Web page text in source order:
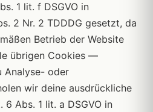
1 lit. f DSGVO in
2 Nr. 2 TDDDG gesetzt, da
Betrieb der Website
übrigen Cookies —
Analyse- oder
wir deine ausdrückliche
Abs. 1 lit. a DSGVO in